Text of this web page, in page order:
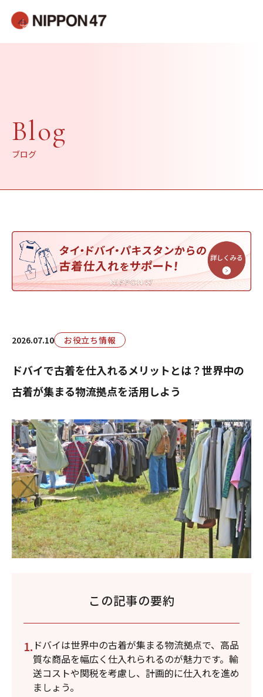
Blog
ブログ
2026.07.10 お役立ち情報
ドバイで古着を仕入れるメリットとは？世界中の
古着が集まる物流拠点を活用しよう
この記事の要約
ドバイは世界中の古着が集まる物流拠点で、高品
質な商品を幅広く仕入れられるのが魅力です。輸
送コストや関税を考慮し、計画的に仕入れを進め
ましょう。